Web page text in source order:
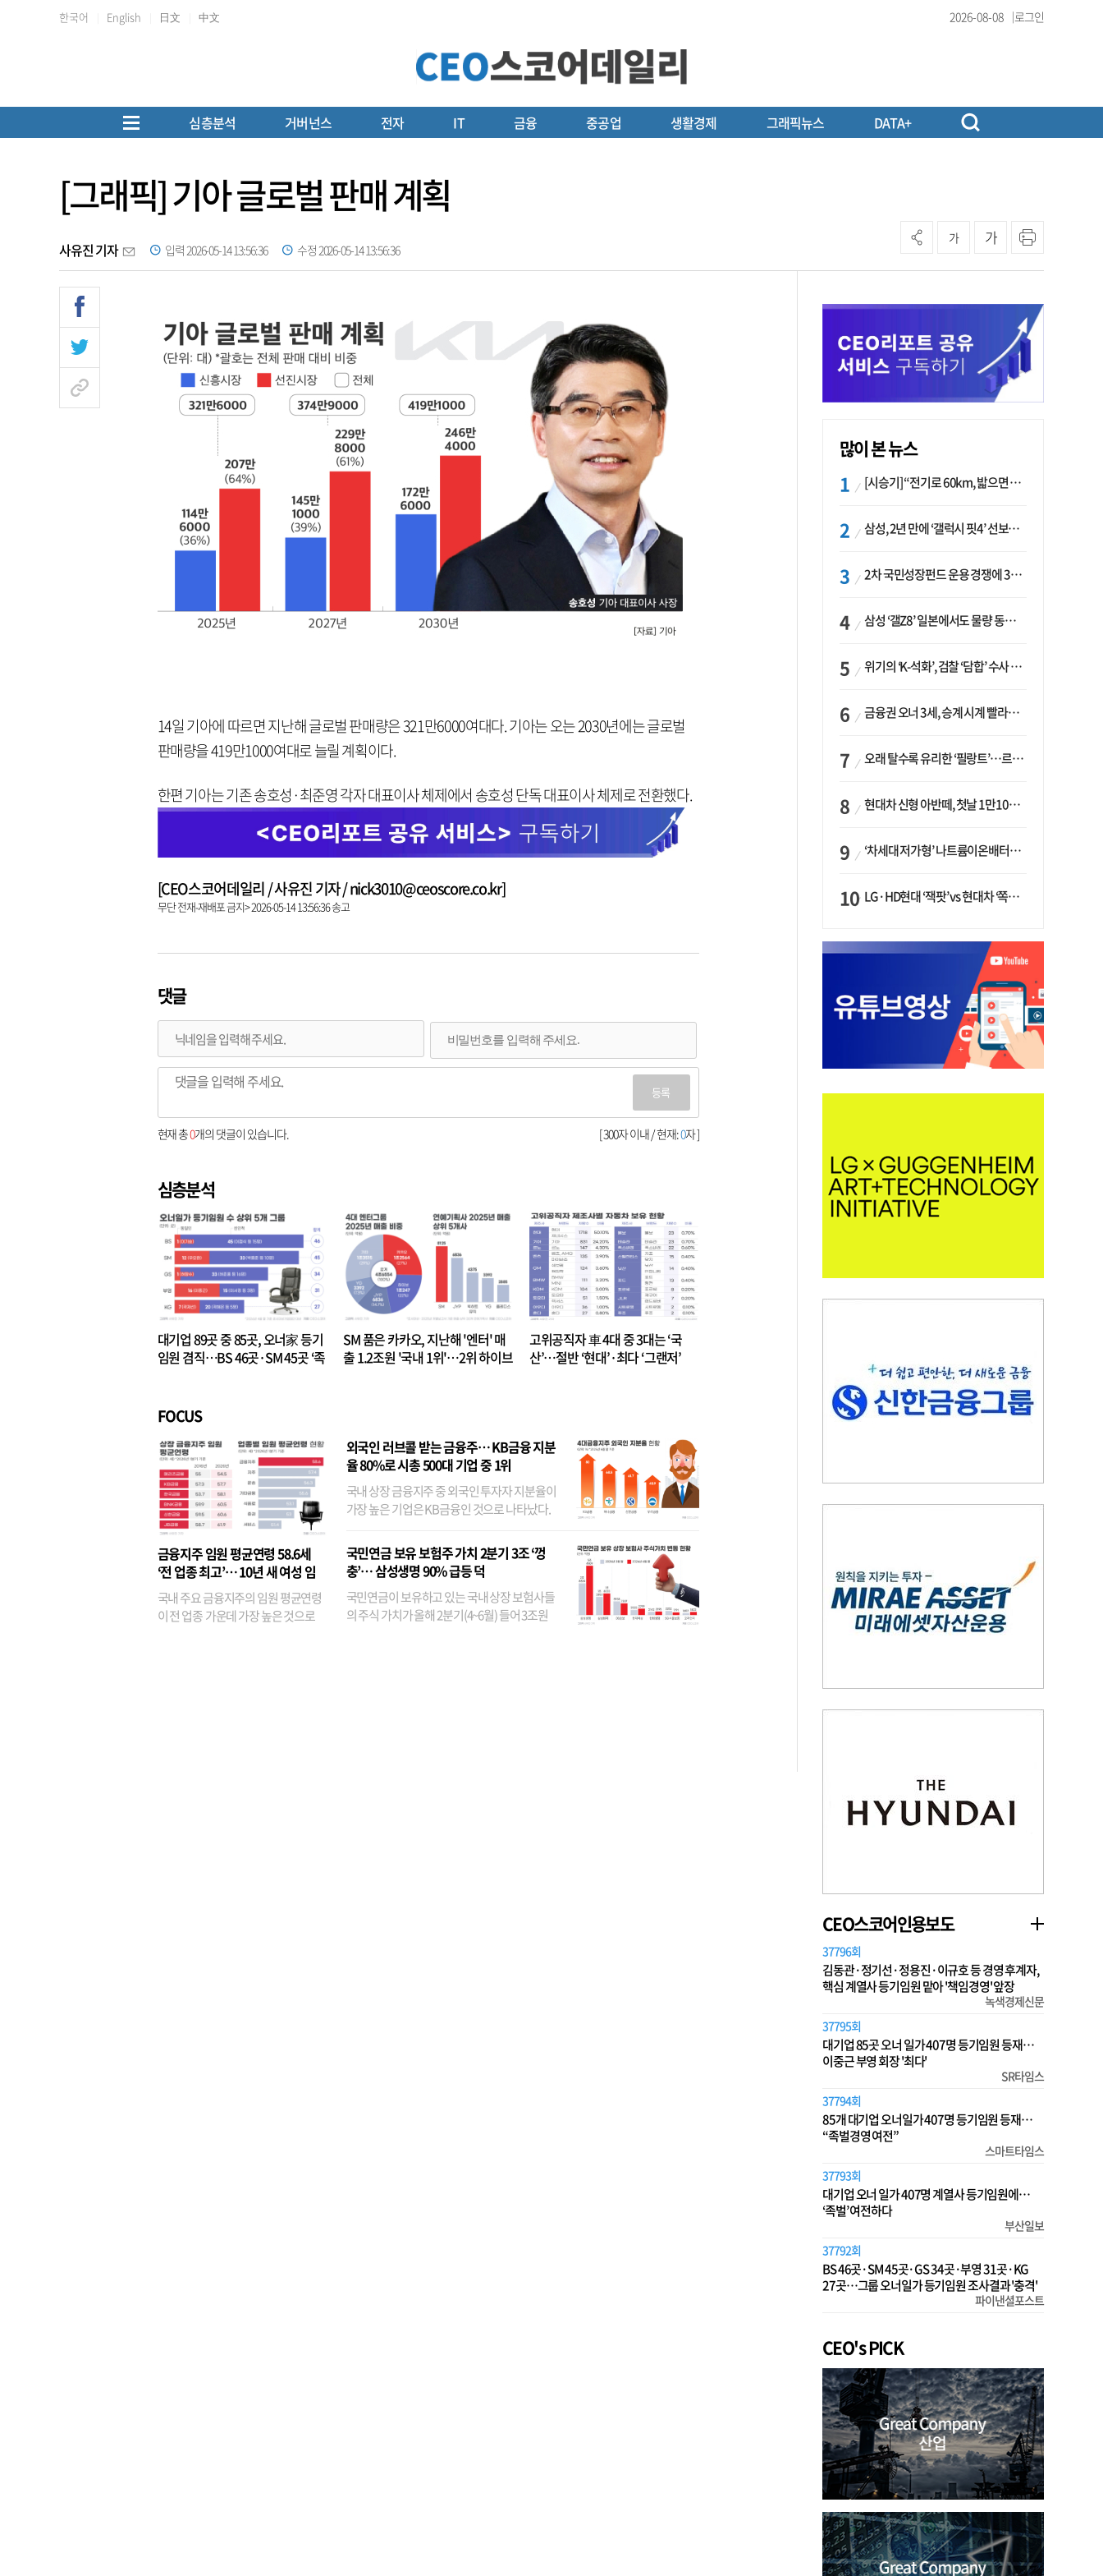
한국어 English 日文 中文 2026-08-08 로그인
심층분석 거버넌스 전자 IT 금융 중공업 생활경제 그래픽뉴스 DATA+
[그래픽] 기아 글로벌 판매 계획
사유진 기자 입력 2026-05-14 13:56:36 수정 2026-05-14 13:56:36
가 가
14일 기아에 따르면 지난해 글로벌 판매량은 321만6000여대다. 기아는 오는 2030년에는 글로벌
판매량을 419만1000여대로 늘릴 계획이다.
한편 기아는 기존 송호성·최준영 각자 대표이사 체제에서 송호성 단독 대표이사 체제로 전환했다.
[CEO스코어데일리 / 사유진 기자 / nick3010@ceoscore.co.kr]
무단 전재-재배포 금지> 2026-05-14 13:56:36 송고
댓글
등록
[ 300자 이내 / 현재:0자 ]
현재 총0개의 댓글이 있습니다.
심층분석
대기업 89곳 중 85곳, 오너家 등기
임원 겸직…BS 46곳·SM 45곳 ‘족
SM 품은 카카오, 지난해 '엔터' 매
출 1.2조원 '국내 1위'…2위 하이브
고위공직자 車 4대 중 3대는 ‘국
산’…절반 ‘현대’·최다 ‘그랜저’
FOCUS
금융지주 임원 평균연령 58.6세
‘전 업종 최고’… 10년 새 여성 임
원은 14배 껑충
국내 주요 금융지주의 임원 평균연령
이 전 업종 가운데 가장 높은 것으로
외국인 러브콜 받는 금융주… KB금융 지분
율 80%로 시총 500대 기업 중 1위
국내 상장 금융지주 중 외국인 투자자 지분율이
가장 높은 기업은 KB금융인 것으로 나타났다.
융이었다. 특히 KB금융은 지난달 말 기준 해외
기관투자자 지분율이...
국민연금 보유 보험주 가치 2분기 3조 ‘껑
충’… 삼성생명 90% 급등 덕
국민연금이 보유하고 있는 국내 상장 보험사들
의 주식 가치가 올해 2분기(4~6월) 들어 3조원
많이 본 뉴스
[시승기] “전기로 60km, 밟으면 462마력”…볼보 XC60 T8의 두 얼굴
삼성, 2년 만에 ‘갤럭시 핏4’ 선보이나…웨어러블 생태계 확장 ‘시동’
2차 국민성장펀드 운용 경쟁에 33개사 몰렸다…신한·하나 등 새 얼굴 대거 합류
삼성 ‘갤Z8’ 일본에서도 물량 동났다…애플 참전 앞두고 선두 수성 ‘시험대’
위기의 ‘K-석화’, 검찰 ‘담합’ 수사 착수…“LG·한화·롯데 등 7개 업체, 8개 제품 가격 담합”
금융권 오너 3세, 승계 시계 빨라지나…한국투자 ‘속도’·미래에셋·메리츠는 ‘거리두기’
오래 탈수록 유리한 ‘필랑트’…르노코리아, 5년 뒤 잔존가치 53% 보장
현대차 신형 아반떼, 첫날 1만1094대 계약…역대 최고치 경신
‘차세대 저가형’ 나트륨이온배터리 시대 오나…LG화학·에코프로, 상용화 속도낸다
LG·HD현대 ‘잭팟’ vs 현대차 ‘쪽박’…글로벌 사모펀드, 韓 대기업 투자 ‘희비’
CEO스코어인용보도
37796회
김동관·정기선·정용진·이규호 등 경영 후계자,
핵심 계열사 등기임원 맡아 '책임경영' 앞장
녹색경제신문
37795회
대기업 85곳 오너 일가 407명 등기임원 등재…
이중근 부영 회장 '최다'
SR타임스
37794회
85개 대기업 오너일가 407명 등기임원 등재…
“족벌경영 여전”
스마트타임스
37793회
대기업 오너 일가 407명 계열사 등기임원에…
‘족벌’ 여전하다
부산일보
37792회
BS 46곳·SM 45곳·GS 34곳·부영 31곳·KG
27곳…그룹 오너일가 등기임원 조사결과 '충격'
파이낸셜포스트
CEO's PICK